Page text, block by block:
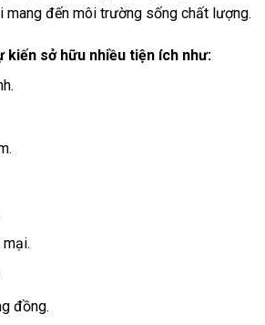
mang đến môi trường sống chất lượng.
kiến sở hữu nhiều tiện ích như:
đồng.